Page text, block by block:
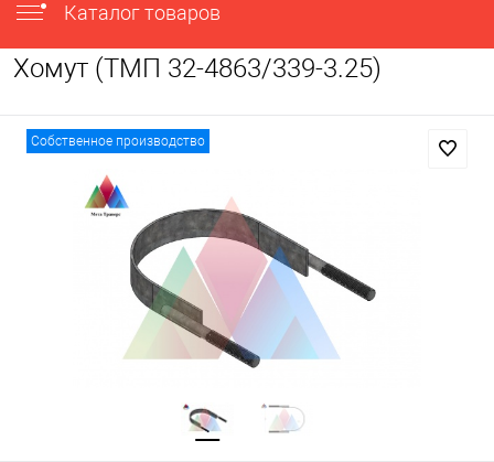
Каталог товаров
Хомут (ТМП 32-4863/339-3.25)
Собственное производство